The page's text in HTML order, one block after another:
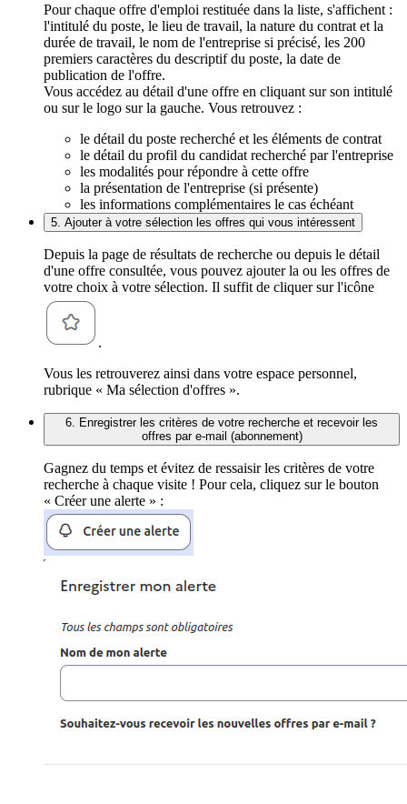
Pour chaque offre d'emploi restituée dans la liste, s'affichent :
l'intitulé du poste, le lieu de travail, la nature du contrat et la
durée de travail, le nom de l'entreprise si précisé, les 200
premiers caractères du descriptif du poste, la date de
publication de l'offre.
Vous accédez au détail d'une offre en cliquant sur son intitulé
ou sur le logo sur la gauche. Vous retrouvez :
le détail du poste recherché et les éléments de contrat
le détail du profil du candidat recherché par l'entreprise
les modalités pour répondre à cette offre
la présentation de l'entreprise (si présente)
les informations complémentaires le cas échéant
5. Ajouter à votre sélection les offres qui vous intéressent
Depuis la page de résultats de recherche ou depuis le détail
d'une offre consultée, vous pouvez ajouter la ou les offres de
votre choix à votre sélection. Il suffit de cliquer sur l'icône
.
Vous les retrouverez ainsi dans votre espace personnel,
rubrique « Ma sélection d'offres ».
6. Enregistrer les critères de votre recherche et recevoir les
offres par e-mail (abonnement)
Gagnez du temps et évitez de ressaisir les critères de votre
recherche à chaque visite ! Pour cela, cliquez sur le bouton
« Créer une alerte » :